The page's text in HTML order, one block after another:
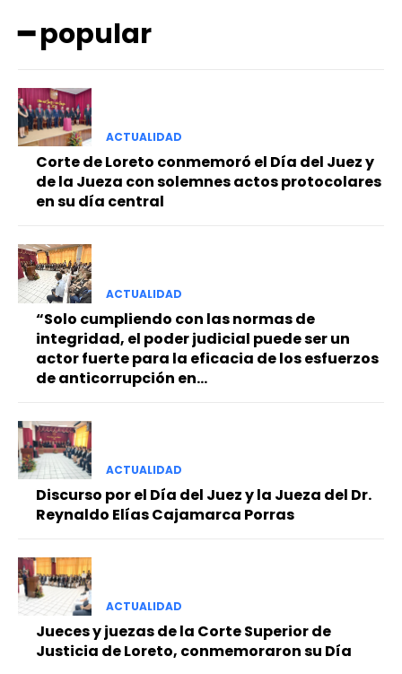
━ Planes
━ popular
ACTUALIDAD
Corte de Loreto conmemoró el Día del Juez y
de la Jueza con solemnes actos protocolares
en su día central
ACTUALIDAD
“Solo cumpliendo con las normas de
integridad, el poder judicial puede ser un
actor fuerte para la eficacia de los esfuerzos
de anticorrupción en...
ACTUALIDAD
Discurso por el Día del Juez y la Jueza del Dr.
Reynaldo Elías Cajamarca Porras
ACTUALIDAD
Jueces y juezas de la Corte Superior de
Justicia de Loreto, conmemoraron su Día